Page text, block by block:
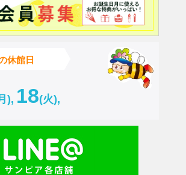
休館日
), 18(火),